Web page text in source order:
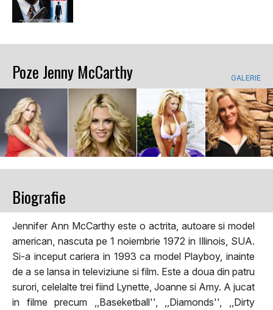
Poze Jenny McCarthy GALERIE
Biografie
Jennifer Ann McCarthy este o actrita, autoare si model
american, nascuta pe 1 noiembrie 1972 in Illinois, SUA.
Si-a inceput cariera in 1993 ca model Playboy, inainte
de a se lansa in televiziune si film. Este a doua din patru
surori, celelalte trei fiind Lynette, Joanne si Amy. A jucat
in filme precum ,,Baseketball'', ,,Diamonds'', ,,Dirty